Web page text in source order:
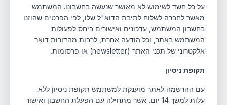
על כל חשד לשימוש לא מאושר שנעשה בחשבונו. המשתמש
מאשר לחברה לשלוח לתיבת הדוא"ל שלו, לפי הפרטים שהוזנו
בחשבון המשתמש, עדכונים ואישורים ביחס לפעולות
המשתמש באתר, וכל הודעה אחרת, לרבות מהדורות דואר
אלקטרוני של תכני האתר (newsletter) או פרסומות.
תקופת ניסיון
עם ההרשמה לאתר מוענקת למשתמש תקופת ניסיון ללא
עלות למשך 14 יום, אשר מתחילה עם הפעלת החשבון ואישור